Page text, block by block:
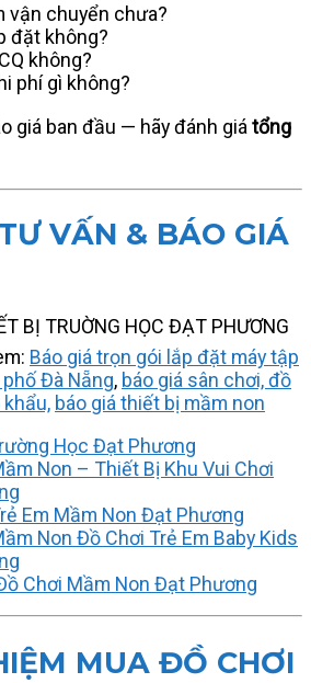
vận chuyển chưa?
đặt không?
không?
phí gì không?
giá ban đầu — hãy đánh giátổng
VẤN & BÁO GIÁ
BỊ TRUỜNG HỌC ĐẠT PHƯƠNG
Báo giá trọn gói lắp đặt máy tập
Đà Nẵng, báo giá sân chơi, đồ
báo giá thiết bị mầm non
Học Đạt Phương
Non – Thiết Bị Khu Vui Chơi
Em Mầm Non Đạt Phương
Non Đồ Chơi Trẻ Em Baby Kids
Chơi Mầm Non Đạt Phương
MUA ĐỒ CHƠI